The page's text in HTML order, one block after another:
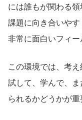
には誰もが関わる
課題に向き合いや
非常に面白いフィー
この環境では、考
試して、学んで、
られるかどうかが重